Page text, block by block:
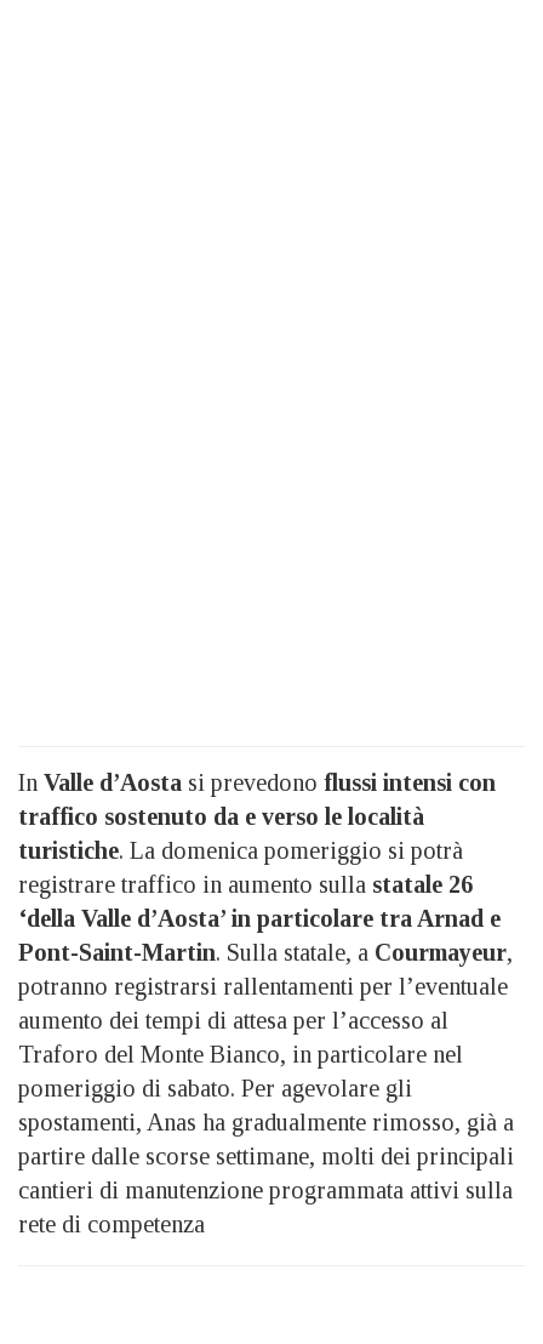
In Valle d’Aosta si prevedono flussi intensi con
traffico sostenuto da e verso le località
turistiche. La domenica pomeriggio si potrà
registrare traffico in aumento sulla statale 26
‘della Valle d’Aosta’ in particolare tra Arnad e
Pont-Saint-Martin. Sulla statale, a Courmayeur,
potranno registrarsi rallentamenti per l’eventuale
aumento dei tempi di attesa per l’accesso al
Traforo del Monte Bianco, in particolare nel
pomeriggio di sabato. Per agevolare gli
spostamenti, Anas ha gradualmente rimosso, già a
partire dalle scorse settimane, molti dei principali
cantieri di manutenzione programmata attivi sulla
rete di competenza